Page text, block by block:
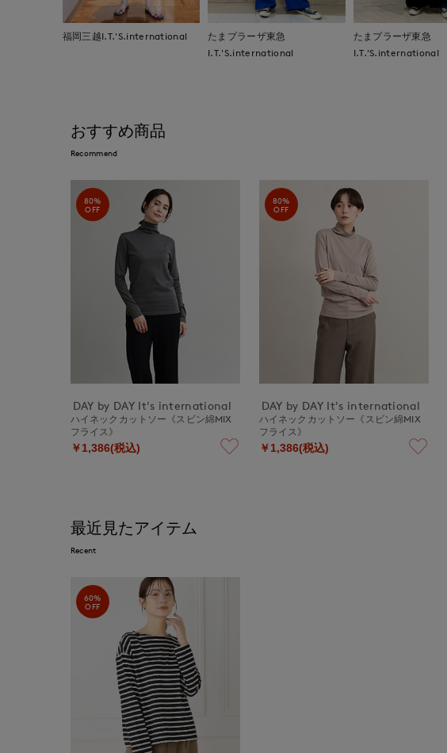
福岡三越I.T.'S.international
たまプラーザ東急
I.T.'S.international
たまプラーザ東急
I.T.'S.international
おすすめ商品
Recommend
80%
OFF
DAY by DAY It's international
ハイネックカットソー《スビン綿MIX
フライス》
￥1,386(税込)
80%
OFF
DAY by DAY It's international
ハイネックカットソー《スビン綿MIX
フライス》
￥1,386(税込)
最近見たアイテム
Recent
60%
OFF